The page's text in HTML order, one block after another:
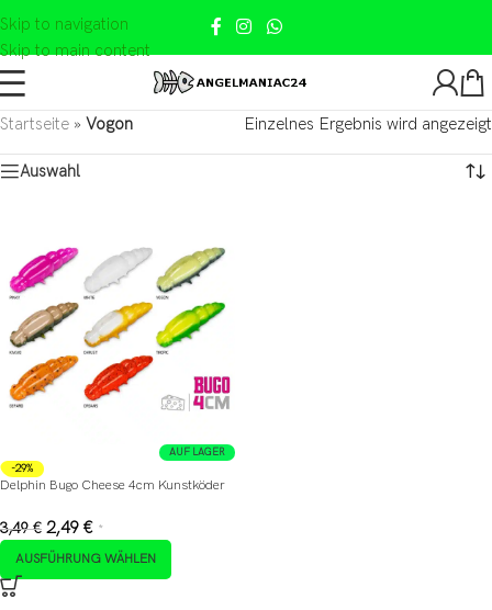
Skip to navigation
Skip to main content
Startseite » Vogon Einzelnes Ergebnis wird angezeigt
Auswahl
AUF LAGER
-29%
Delphin Bugo Cheese 4cm Kunstköder
3,49€ 2,49 € *
AUSFÜHRUNG WÄHLEN